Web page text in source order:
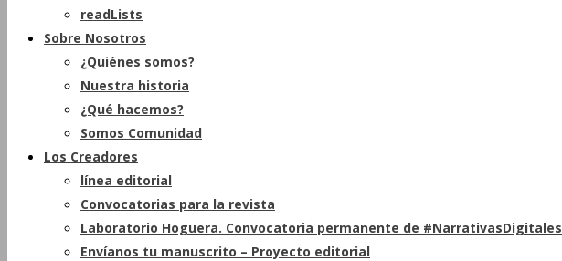
readLists
Sobre Nosotros
¿Quiénes somos?
Nuestra historia
¿Qué hacemos?
Somos Comunidad
Los Creadores
línea editorial
Convocatorias para la revista
Laboratorio Hoguera. Convocatoria permanente de #NarrativasDigitales
Envíanos tu manuscrito – Proyecto editorial